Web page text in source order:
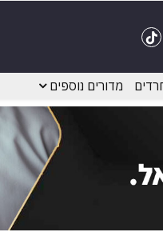
מדורים נוספים